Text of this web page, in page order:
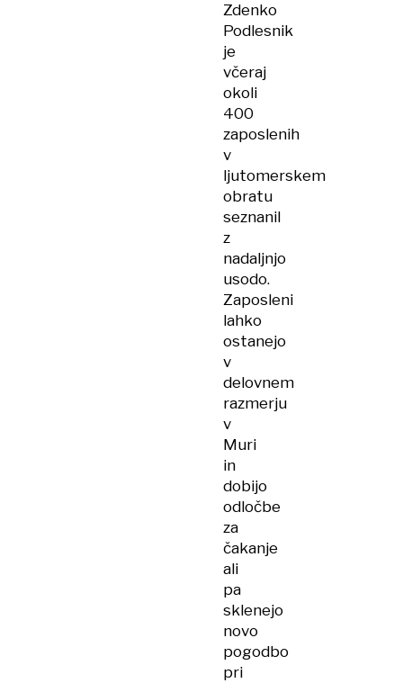
Zdenko
Podlesnik
je
včeraj
okoli
400
zaposlenih
v
ljutomerskem
obratu
seznanil
z
nadaljnjo
usodo.
Zaposleni
lahko
ostanejo
v
delovnem
razmerju
v
Muri
in
dobijo
odločbe
za
čakanje
ali
pa
sklenejo
novo
pogodbo
pri